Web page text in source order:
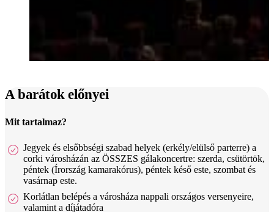
A barátok előnyei
Mit tartalmaz?
Jegyek és elsőbbségi szabad helyek (erkély/elülső parterre) a
corki városházán az ÖSSZES gálakoncertre: szerda, csütörtök,
péntek (Írország kamarakórus), péntek késő este, szombat és
vasárnap este.
Korlátlan belépés a városháza nappali országos versenyeire,
valamint a díjátadóra